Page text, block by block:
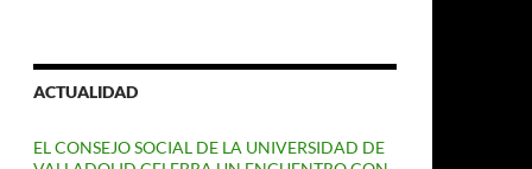
ACTUALIDAD
EL CONSEJO SOCIAL DE LA UNIVERSIDAD DE